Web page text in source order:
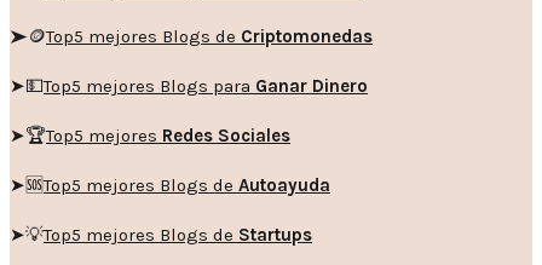
➤🪙Top5 mejores Blogs de Criptomonedas
➤💵Top5 mejores Blogs para Ganar Dinero
➤🏆Top5 mejores Redes Sociales
➤🆘Top5 mejores Blogs de Autoayuda
➤💡Top5 mejores Blogs de Startups